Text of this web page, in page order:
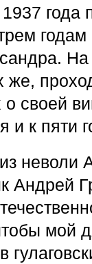
года
годам
же,
своей
и к пяти
неволи
Андрей
мой